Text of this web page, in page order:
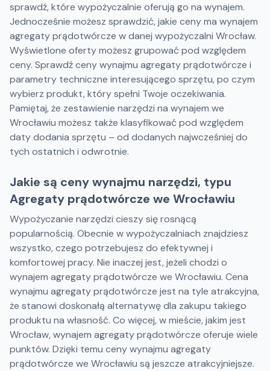
sprawdź, które wypożyczalnie oferują go na wynajem.
Jednocześnie możesz sprawdzić, jakie ceny ma wynajem
agregaty prądotwórcze w danej wypożyczalni Wrocław.
Wyświetlone oferty możesz grupować pod względem
ceny. Sprawdź ceny wynajmu agregaty prądotwórcze i
parametry techniczne interesującego sprzętu, po czym
wybierz produkt, który spełni Twoje oczekiwania.
Pamiętaj, że zestawienie narzędzi na wynajem we
Wrocławiu możesz także klasyfikować pod względem
daty dodania sprzętu – od dodanych najwcześniej do
tych ostatnich i odwrotnie.
Jakie są ceny wynajmu narzędzi, typu
Agregaty prądotwórcze we Wrocławiu
Wypożyczanie narzędzi cieszy się rosnącą
popularnością. Obecnie w wypożyczalniach znajdziesz
wszystko, czego potrzebujesz do efektywnej i
komfortowej pracy. Nie inaczej jest, jeżeli chodzi o
wynajem agregaty prądotwórcze we Wrocławiu. Cena
wynajmu agregaty prądotwórcze jest na tyle atrakcyjna,
że stanowi doskonałą alternatywę dla zakupu takiego
produktu na własność. Co więcej, w mieście, jakim jest
Wrocław, wynajem agregaty prądotwórcze oferuje wiele
punktów. Dzięki temu ceny wynajmu agregaty
prądotwórcze we Wrocławiu są jeszcze atrakcyjniejsze.